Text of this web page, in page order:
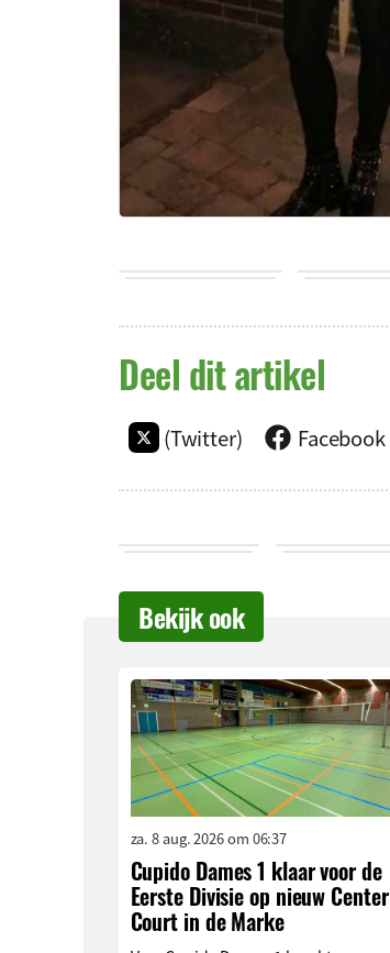
Deel dit artikel
(Twitter) Facebook
Bekijk ook
za. 8 aug. 2026 om 06:37
Cupido Dames 1 klaar voor de
Eerste Divisie op nieuw Center
Court in de Marke